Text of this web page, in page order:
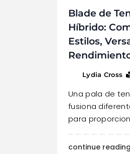
Blade de
Híbrido:
Estilos,
Lydia Cross
Una pala de
fusiona
para
continue